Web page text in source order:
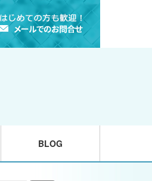
BLOG